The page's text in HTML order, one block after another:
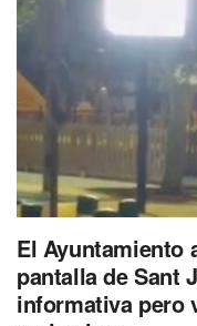
El Ayuntamiento
pantalla de Sant
informativa pero